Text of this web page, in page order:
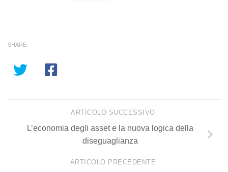
SHARE
ARTICOLO SUCCESSIVO
L’economia degli asset e la nuova logica della
diseguaglianza
ARTICOLO PRECEDENTE